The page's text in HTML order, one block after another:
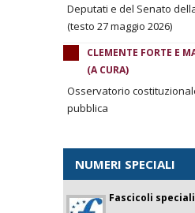
Deputati e del Senato
(testo 27 maggio 2026)
CLEMENTE FORTE E
(A CURA)
Osservatorio
pubblica
NUMERI SPECIALI
Fascicoli speciali